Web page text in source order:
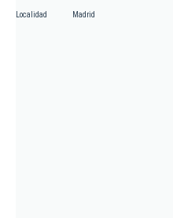
Localidad Madrid